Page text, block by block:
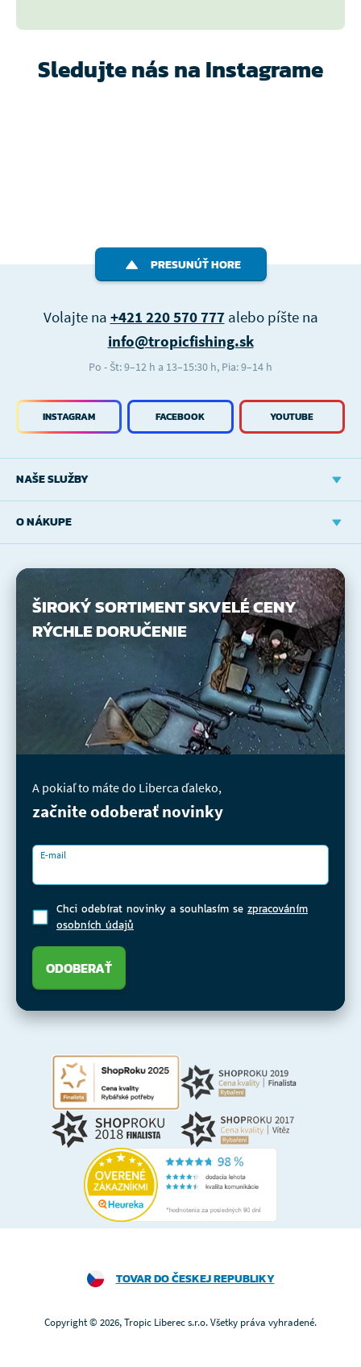
Sledujte nás na Instagrame
PRESUNÚŤ HORE
NAŠE SLUŽBY
O NÁKUPE
INSTAGRAM FACEBOOK YOUTUBE
Volajte na +421 220 570 777alebo píšte na
info@tropicfishing.sk
Po - Št: 9–12 h a 13–15:30 h, Pia: 9–14 h
ŠIROKÝ SORTIMENTSKVELÉ CENY
RÝCHLE DORUČENIE
A pokiaľ to máte do Liberca ďaleko,
začnite odoberať novinky
E-mail
Chci odebírat novinky a souhlasím se zpracováním
osobních údajů
ODOBERAŤ
TOVAR DO ČESKEJ REPUBLIKY
Copyright © 2026, Tropic Liberec s.r.o. Všetky práva vyhradené.